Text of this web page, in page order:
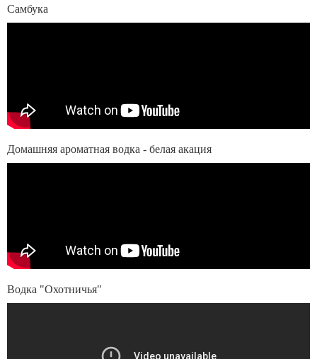
Cамбука
Домашняя ароматная водка - белая акация
Водка "Охотничья"